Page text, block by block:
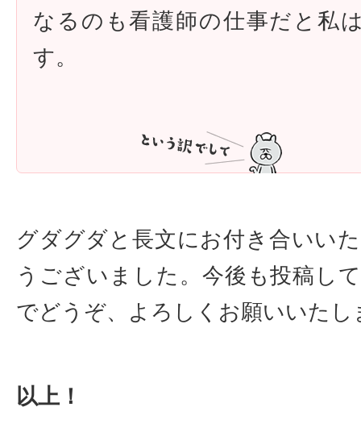
なるのも看護師の仕事だと私
す。
グダグダと長文にお付き合いい
うございました。今後も投稿し
でどうぞ、よろしくお願いいたし
以上！